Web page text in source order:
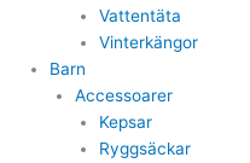
Vattentäta
Vinterkängor
Barn
Accessoarer
Kepsar
Ryggsäckar